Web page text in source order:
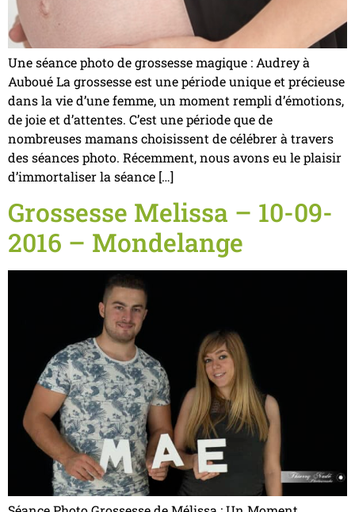
Une séance photo de grossesse magique : Audrey à
Auboué La grossesse est une période unique et précieuse
dans la vie d’une femme, un moment rempli d’émotions,
de joie et d’attentes. C’est une période que de
nombreuses mamans choisissent de célébrer à travers
des séances photo. Récemment, nous avons eu le plaisir
d’immortaliser la séance […]
Grossesse Melissa – 10-09-
2016 – Mondelange